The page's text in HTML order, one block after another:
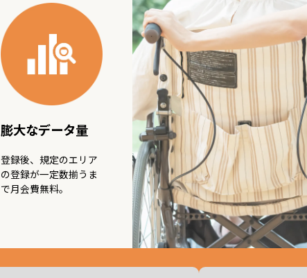
お知らせ
サービスについて
ご利用方法
お問い合わせ
膨大なデータ量
登録後、規定のエリア
の登録が一定数揃うま
で月会費無料。